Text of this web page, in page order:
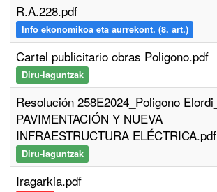
R.A.228.pdf
Info ekonomikoa eta aurrekont. (8. art.)
Cartel publicitario obras Poligono.pdf
Diru-laguntzak
Resolución 258E2024_Poligono Elordi_
PAVIMENTACIÓN Y NUEVA
INFRAESTRUCTURA ELÉCTRICA.pdf
Diru-laguntzak
Iragarkia.pdf